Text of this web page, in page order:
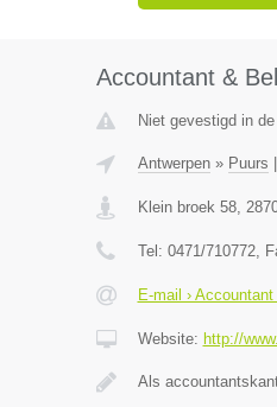
Accountant &
Niet gevestigd in
Antwerpen» Puurs
Klein broek 58,
Tel: 0471/710772,
E-mail ›
Website: http://
Als